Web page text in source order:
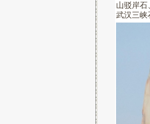
山驳岸石
武汉三峡